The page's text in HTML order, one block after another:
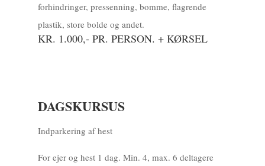
forhindringer, pressenning, bomme, flagrende
plastik, store bolde og andet.
KR. 1.000,- PR. PERSON. + KØRSEL
DAGSKURSUS
Indparkering af hest
For ejer og hest 1 dag. Min. 4, max. 6 deltagere